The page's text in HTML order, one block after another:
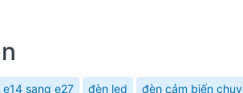
sang e27 đèn led đèn cảm biến